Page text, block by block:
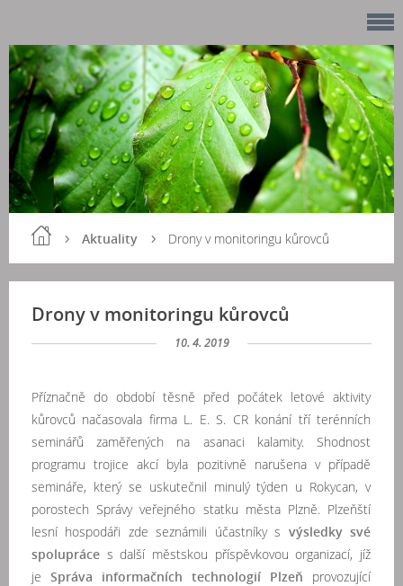
Aktuality Drony v monitoringu kůrovců
Drony v monitoringu kůrovců
10. 4. 2019
Příznačně do období těsně před počátek letové aktivity
kůrovců načasovala firma L. E. S. CR konání tří terénních
seminářů zaměřených na asanaci kalamity. Shodnost
programu trojice akcí byla pozitivně narušena v případě
semináře, který se uskutečnil minulý týden u Rokycan, v
porostech Správy veřejného statku města Plzně. Plzeňští
lesní hospodáři zde seznámili účastníky s výsledky své
spolupráce s další městskou příspěvkovou organizací, jíž
je Správa informačních technologií Plzeň provozující